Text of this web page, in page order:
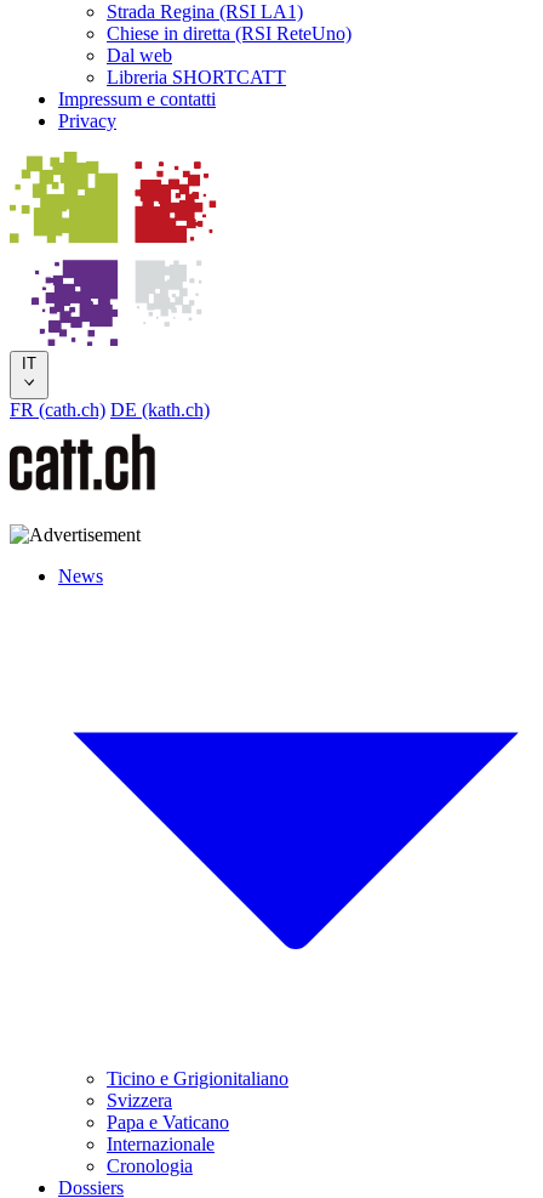
Strada Regina (RSI LA1)
Chiese in diretta (RSI ReteUno)
Dal web
Libreria SHORTCATT
Impressum e contatti
Privacy
IT
FR (cath.ch) DE (kath.ch)
News
Ticino e Grigionitaliano
Svizzera
Papa e Vaticano
Internazionale
Cronologia
Dossiers